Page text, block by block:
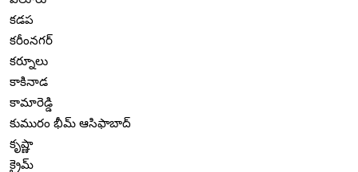
కడప
కరీంనగర్
కర్నూలు
కాకినాడ
కామారెడ్డి
కుమురం భీమ్ ఆసిఫాబాద్
కృష్ణా
క్రైమ్